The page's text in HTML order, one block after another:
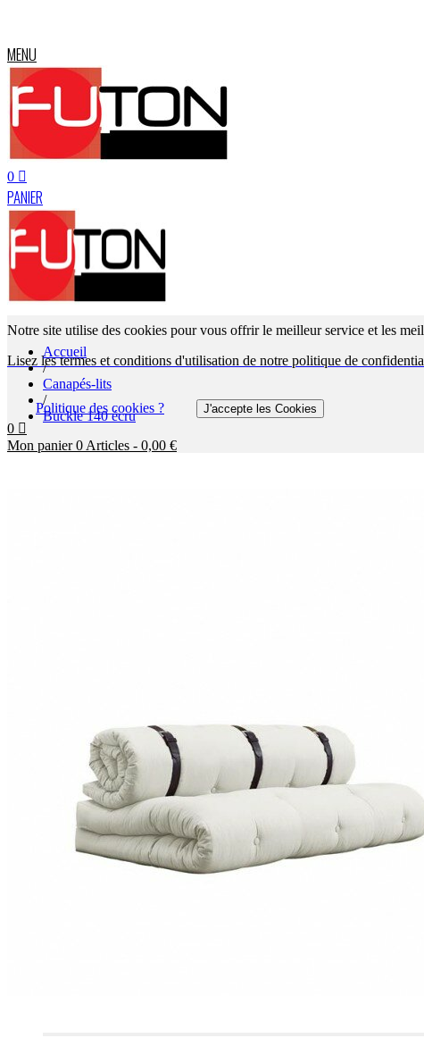
MENU
0
PANIER
Notre site utilise des cookies pour vous offrir le meilleur service et les
Lisez les termes et conditions d'utilisation de notre politique de
Politique des cookies ? J'accepte les Cookies
0
Mon panier 0 Articles - 0,00 €
Accueil
/
Canapés-lits
/
Buckle 140 écru